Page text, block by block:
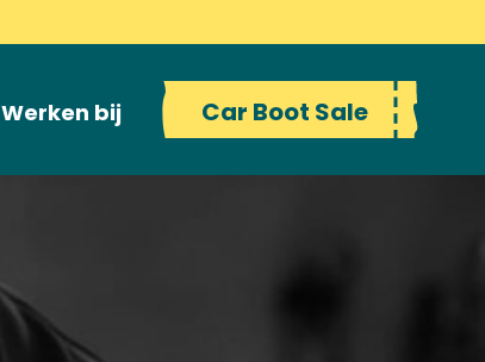
Werken bij Car Boot Sale